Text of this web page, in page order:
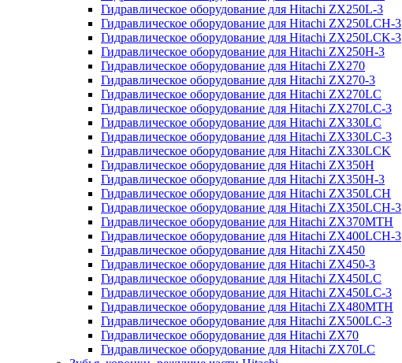
Гидравлическое оборудование для Hitachi ZX250L-3
Гидравлическое оборудование для Hitachi ZX250LCH-3
Гидравлическое оборудование для Hitachi ZX250LCK-3
Гидравлическое оборудование для Hitachi ZX250Н-3
Гидравлическое оборудование для Hitachi ZX270
Гидравлическое оборудование для Hitachi ZX270-3
Гидравлическое оборудование для Hitachi ZX270LC
Гидравлическое оборудование для Hitachi ZX270LC-3
Гидравлическое оборудование для Hitachi ZX330LC
Гидравлическое оборудование для Hitachi ZX330LC-3
Гидравлическое оборудование для Hitachi ZX330LCK
Гидравлическое оборудование для Hitachi ZX350H
Гидравлическое оборудование для Hitachi ZX350H-3
Гидравлическое оборудование для Hitachi ZX350LCH
Гидравлическое оборудование для Hitachi ZX350LCH-3
Гидравлическое оборудование для Hitachi ZX370MTH
Гидравлическое оборудование для Hitachi ZX400LCH-3
Гидравлическое оборудование для Hitachi ZX450
Гидравлическое оборудование для Hitachi ZX450-3
Гидравлическое оборудование для Hitachi ZX450LC
Гидравлическое оборудование для Hitachi ZX450LC-3
Гидравлическое оборудование для Hitachi ZX480MTH
Гидравлическое оборудование для Hitachi ZX500LC-3
Гидравлическое оборудование для Hitachi ZX70
Гидравлическое оборудование для Hitachi ZX70LC